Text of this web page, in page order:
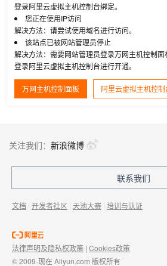
登录阿里云虚拟主机控制台绑定。
您正在使用IP访问
解决方法：请尝试使用域名进行访问。
该站点已被网站管理员停止
解决方法：需要网站管理员登录万网主机控制
登录阿里云虚拟主机控制台进行开通。
万网主机控制面板 阿里云虚拟主机控制